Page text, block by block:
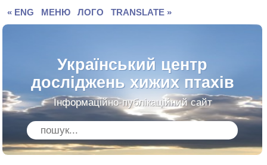
« ENG МЕНЮ ЛОГО TRANSLATE »
Український центр
досліджень хижих птахів
Інформаційно-публікаційний сайт